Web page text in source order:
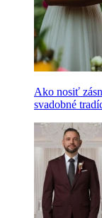
Ako nosiť
svadobné